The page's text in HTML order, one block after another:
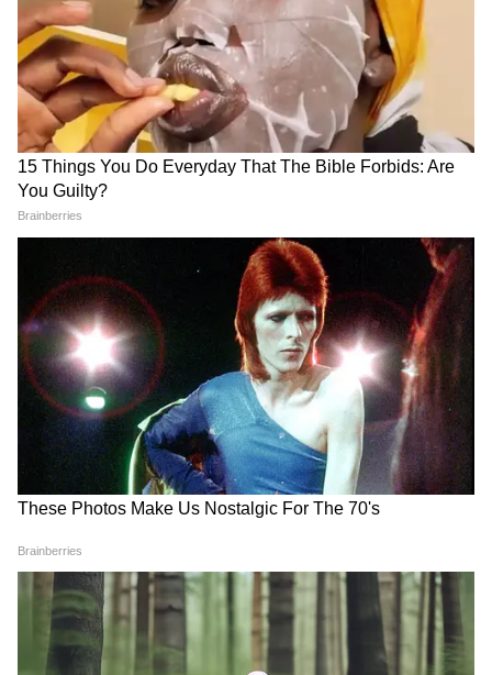
Gwalior में बहनों की हिम्मत के आगे पस्त हुआ
Snatcher, हर लड़की में होनी चाहिए ऐसी
हिम्मत!